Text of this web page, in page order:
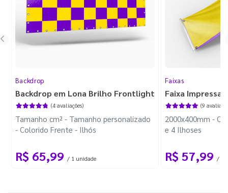
Backdrop
Backdrop em Lona Brilho Frontlight
(4 avaliações)
Tamanho cm² - Tamanho personalizado
- Colorido Frente - Ilhós
R$ 65,99 / 1 unidade
Faixas
Faixa Impressa
(9
2000x400mm -
e 4 Ilhoses
R$ 57,99